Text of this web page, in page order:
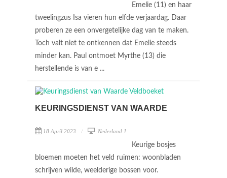
Emelie (11) en haar
tweelingzus Isa vieren hun elfde verjaardag. Daar
proberen ze een onvergetelijke dag van te maken.
Toch valt niet te ontkennen dat Emelie steeds
minder kan. Paul ontmoet Myrthe (13) die
herstellende is van e ...
KEURINGSDIENST VAN WAARDE
18 April 2023 Nederland 1
Keurige bosjes
bloemen moeten het veld ruimen: woonbladen
schrijven wilde, weelderige bossen voor.